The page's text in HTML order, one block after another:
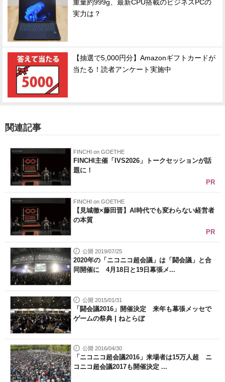
重量約999g、最新CPU搭載のビジネスPCの
実力は？
【抽選で5,000円分】Amazonギフトカードが
当たる！読者アンケート実施中
関連記事
FINCHI on GOETHE
FINCHI主催「IVS2026」トークセッションが話
題に！
PR
FINCHI on GOETHE
【見城徹×藤田晋】AI時代でも変わらない経営者
の本質
PR
公開 2019/07/25
2020年の「ニコニコ超会議」は「闘会議」と合
同開催に 4月18日と19日幕張メ...
公開 2015/01/31
「闘会議2016」開催決定 来年も幕張メッセで
ゲームの祭典 | ねとらぼ
公開 2016/04/30
「ニコニコ超会議2016」来場者は15万人超 ニ
コニコ超会議2017も開催決定 ...